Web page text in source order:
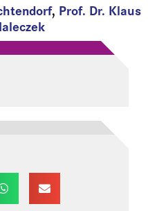
, Prof. Dr. Klaus